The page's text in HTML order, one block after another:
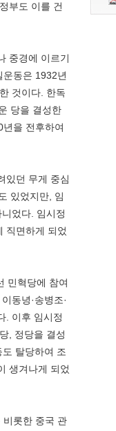
부도 이를 건
중경에 이르기
운동은 1932년
것이다. 한독
당을 결성한
을 전후하여
있던 무게 중심
있었지만, 임
었다. 임시정
직면하게 되었
민혁당에 참여
동녕·송병조·
. 이후 임시정
, 정당을 결성
탈당하여 조
생겨나게 되었
비롯한 중국 관